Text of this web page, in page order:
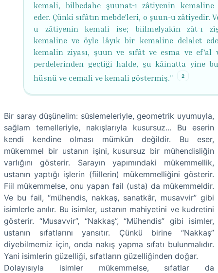
kemali, bilbedahe şuunat-ı zâtiyenin kemaline
eder. Çünki sıfâtın mebde'leri, o şuun-u zâtiyedir.
u zâtiyenin kemali ise; biilmelyakîn zât-ı
kemaline ve öyle lâyık bir kemaline delalet
kemalin ziyası, şuun ve sıfât ve esma ve ef'al
perdelerinden geçtiği halde, şu kâinatta yine
hüsnü ve cemali ve kemali göstermiş."
2
Bir saray düşünelim: süslemeleriyle, geometrik uyumuyla,
sağlam temelleriyle, nakışlarıyla kusursuz... Bu eserin
kendi kendine olması mümkün değildir. Bu eser,
mükemmel bir ustanın işini, kusursuz bir mühendisliğin
varlığını gösterir. Sarayın yapımındaki mükemmellik,
ustanın yaptığı işlerin (fiillerin) mükemmelliğini gösterir.
Fiil mükemmelse, onu yapan fail (usta) da mükemmeldir.
Ve bu fail, “mühendis, nakkaş, sanatkâr, musavvir” gibi
isimlerle anılır. Bu isimler, ustanın mahiyetini ve kudretini
gösterir. “Musavvir”, “Nakkaş”, “Mühendis” gibi isimler,
ustanın sıfatlarını yansıtır. Çünkü birine “Nakkaş”
diyebilmemiz için, onda nakış yapma sıfatı bulunmalıdır.
Yani isimlerin güzelliği, sıfatların güzelliğinden doğar.
Dolayısıyla isimler mükemmelse, sıfatlar da